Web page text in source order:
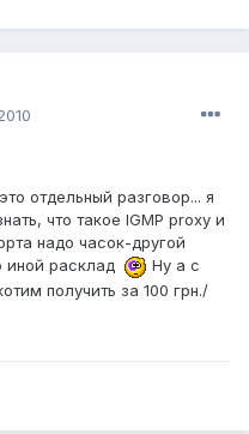
отдельный разговор... я
что такое IGMP proxy и
надо часок-другой
иной расклад
Ну а с
получить за 100 грн./